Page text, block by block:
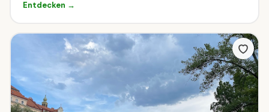
Entdecken →